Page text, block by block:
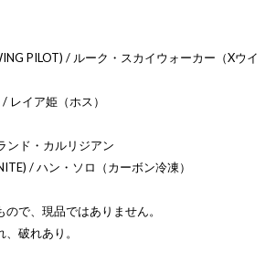
PILOT) / ルーク・スカイウォーカー（Xウイ
レイア姫（ホス）
ンド・カルリジアン
/ ハン・ソロ（カーボン冷凍）
で、現品ではありません。
破れあり。